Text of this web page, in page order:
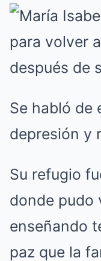
Se habló de
depresión y
Su refugio
donde pudo
enseñando
paz que la